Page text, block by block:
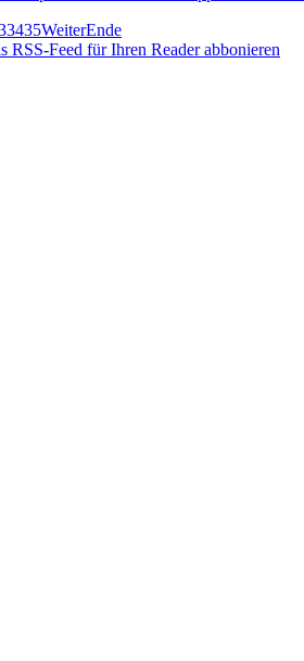
3435WeiterEnde
RSS-Feed für Ihren Reader abbonieren